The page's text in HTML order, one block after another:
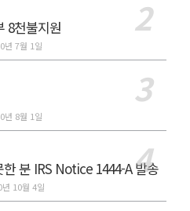
8천불지원
년 7월 1일
년 8월 1일
분 IRS Notice 1444-A 발송
10월 4일